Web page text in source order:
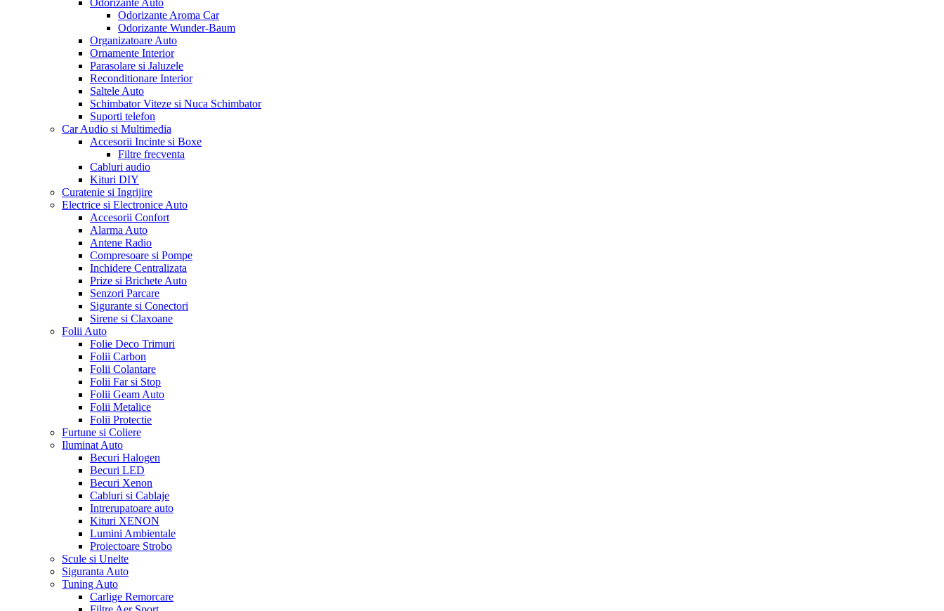
Odorizante Auto
Odorizante Aroma Car
Odorizante Wunder-Baum
Organizatoare Auto
Ornamente Interior
Parasolare si Jaluzele
Reconditionare Interior
Saltele Auto
Schimbator Viteze si Nuca Schimbator
Suporti telefon
Car Audio si Multimedia
Accesorii Incinte si Boxe
Filtre frecventa
Cabluri audio
Kituri DIY
Curatenie si Ingrijire
Electrice si Electronice Auto
Accesorii Confort
Alarma Auto
Antene Radio
Compresoare si Pompe
Inchidere Centralizata
Prize si Brichete Auto
Senzori Parcare
Sigurante si Conectori
Sirene si Claxoane
Folii Auto
Folie Deco Trimuri
Folii Carbon
Folii Colantare
Folii Far si Stop
Folii Geam Auto
Folii Metalice
Folii Protectie
Furtune si Coliere
Iluminat Auto
Becuri Halogen
Becuri LED
Becuri Xenon
Cabluri si Cablaje
Intrerupatoare auto
Kituri XENON
Lumini Ambientale
Proiectoare Strobo
Scule si Unelte
Siguranta Auto
Tuning Auto
Carlige Remorcare